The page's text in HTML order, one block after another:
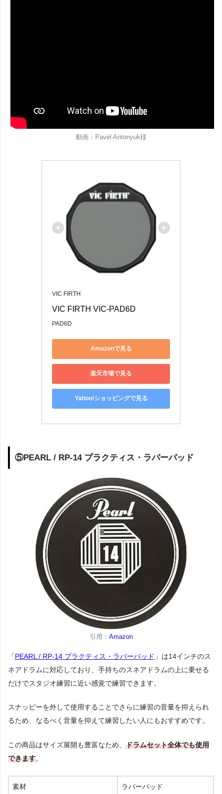
動画：Pavel Antonyuk様
VIC FIRTH
VIC FIRTH VIC-PAD6D
PAD6D
Amazonで見る
楽天市場で見る
Yahoo!ショッピングで見る
⑤PEARL / RP-14 プラクティス・ラバーパッド
引用： Amazon
「PEARL / RP-14 プラクティス・ラバーパッド 」は14インチのス
ネアドラムに対応しており、手持ちのスネアドラムの上に乗せる
だけでスタジオ練習に近い感覚で練習できます。
スナッピーを外して使用することでさらに練習の音量を抑えられ
るため、なるべく音量を抑えて練習したい人にもおすすめです。
この商品はサイズ展開も豊富なため、 ドラムセット全体でも使用
できます。
素材 ラバーパッド